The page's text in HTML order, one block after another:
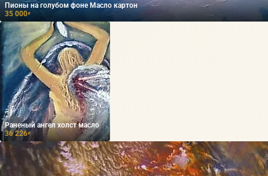
Пионы на голубом фоне Масло картон
35 000₽
Раненый ангел холст масло
36 226₽